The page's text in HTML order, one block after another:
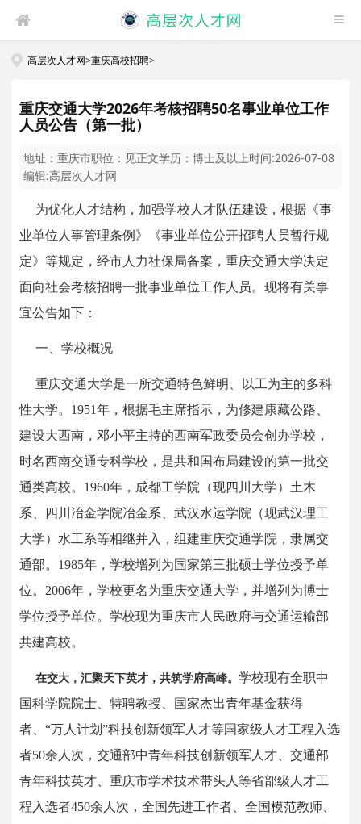
高层次人才网>重庆高校招聘>
重庆交通大学2026年考核招聘50名事业单位工作
人员公告（第一批）
地址：重庆市职位： 见正文学历：博士及以上时间:2026-07-08
编辑:高层次人才网
为优化人才结构，加强学校人才队伍建设，根据《事
业单位人事管理条例》《事业单位公开招聘人员暂行规
定》等规定，经市人力社保局备案，重庆交通大学决定
面向社会考核招聘一批事业单位工作人员。现将有关事
宜公告如下：
一、学校概况
重庆交通大学是一所交通特色鲜明、以工为主的多科
性大学。1951年，根据毛主席指示，为修建康藏公路、
建设大西南，邓小平主持的西南军政委员会创办学校，
时名西南交通专科学校，是共和国布局建设的第一批交
通类高校。1960年，成都工学院（现四川大学）土木
系、四川冶金学院冶金系、武汉水运学院（现武汉理工
大学）水工系等相继并入，组建重庆交通学院，隶属交
通部。1985年，学校增列为国家第三批硕士学位授予单
位。2006年，学校更名为重庆交通大学，并增列为博士
学位授予单位。学校现为重庆市人民政府与交通运输部
共建高校。
在交大，汇聚天下英才，共筑学府高峰。学校现有全职中
国科学院院士、特聘教授、国家杰出青年基金获得
者、“万人计划”科技创新领军人才等国家级人才工程入选
者50余人次，交通部中青年科技创新领军人才、交通部
青年科技英才、重庆市学术技术带头人等省部级人才工
程入选者450余人次，全国先进工作者、全国模范教师、